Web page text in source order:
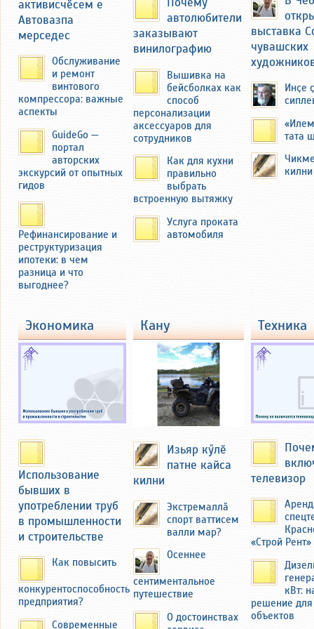
драматический момент, когда при
сносе их родного дома бульдозером,
его отец пытался помешать этому с
топором в руках со слезами на
глазах.
Семья Федоровых переехала в
другую деревню — Миснеры
Чебоксарского района ЧАССР.
там и осмотрел бывшую усадьбу
Федоровых с большим огородом
около 40 соток. Там семья
выращивала картофель и ранние
зелень и овощи на продажу на
базаре в Чебоксарах и
Новочебоксарске. Продукцию
вывозили на мотоцикле с коляской
через мост над речкой Кукшум.
Николай Фёдоров вспоминал, как он
активисчӗсем е
Автовазпа
мерседес
Обслуживание
и ремонт
винтового
компрессора: важные
аспекты
GuideGo —
портал
авторских
экскурсий от опытных
гидов
Рефинансирование и
реструктуризация
ипотеки: в чем
разница и что
выгоднее?
автолюбители
заказывают
винилографию
Вышивка на
бейсболках как
способ
персонализации
аксессуаров для
сотрудников
Как для кухни
правильно
выбрать
встроенную вытяжку
Услуга проката
автомобиля
выставка
чувашских
Инҫе
тата
килни
экономика
Использование
бывших в
употреблении труб
в промышленности
и строительстве
Как повысить
конкурентоспособность
предприятия?
Современные
кану
Изьяр кӳлӗ
патне кайса
килни
Экстремаллӑ
спорт ваттисем
валли мар?
Осеннее
сентиментальное
путешествие
О достоинствах
техника
телевизор
«Строй Рент»
кВт:
решение
объектов